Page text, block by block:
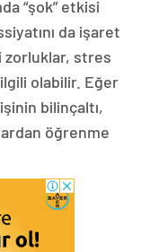
“şok” etkisi
da işaret
zorluklar, stres
olabilir. Eğer
bilinçaltı,
öğrenme